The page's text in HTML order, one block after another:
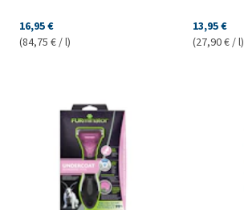
16,95 €
(84,75 € / l)
13,95 €
(27,90 € / l)